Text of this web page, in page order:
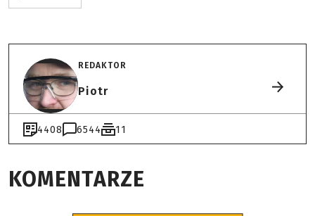
REDAKTOR
Piotr
4408 6544 11
KOMENTARZE